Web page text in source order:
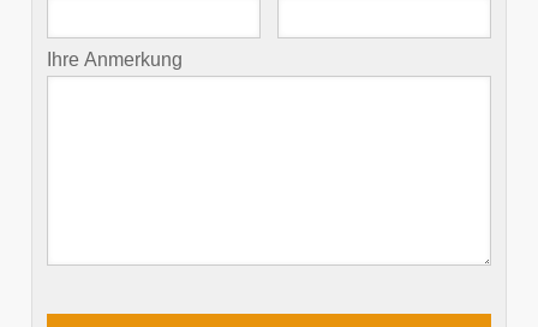
Ihre Anmerkung